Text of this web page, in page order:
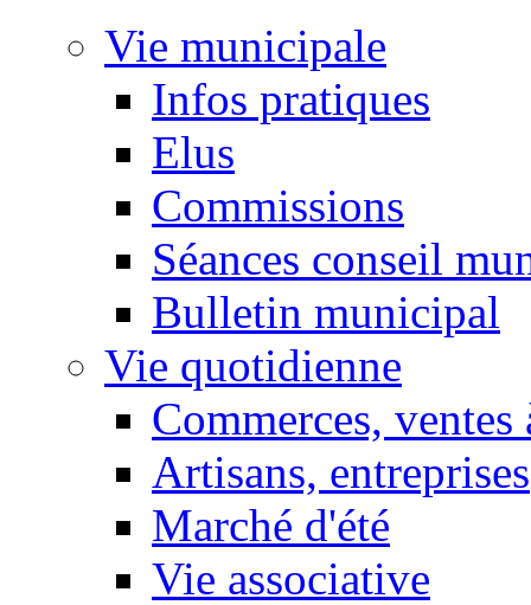
Vie municipale
Infos pratiques
Elus
Commissions
Séances conseil
Bulletin municipal
Vie quotidienne
Commerces, ventes
Artisans, entreprises
Marché d'été
Vie associative